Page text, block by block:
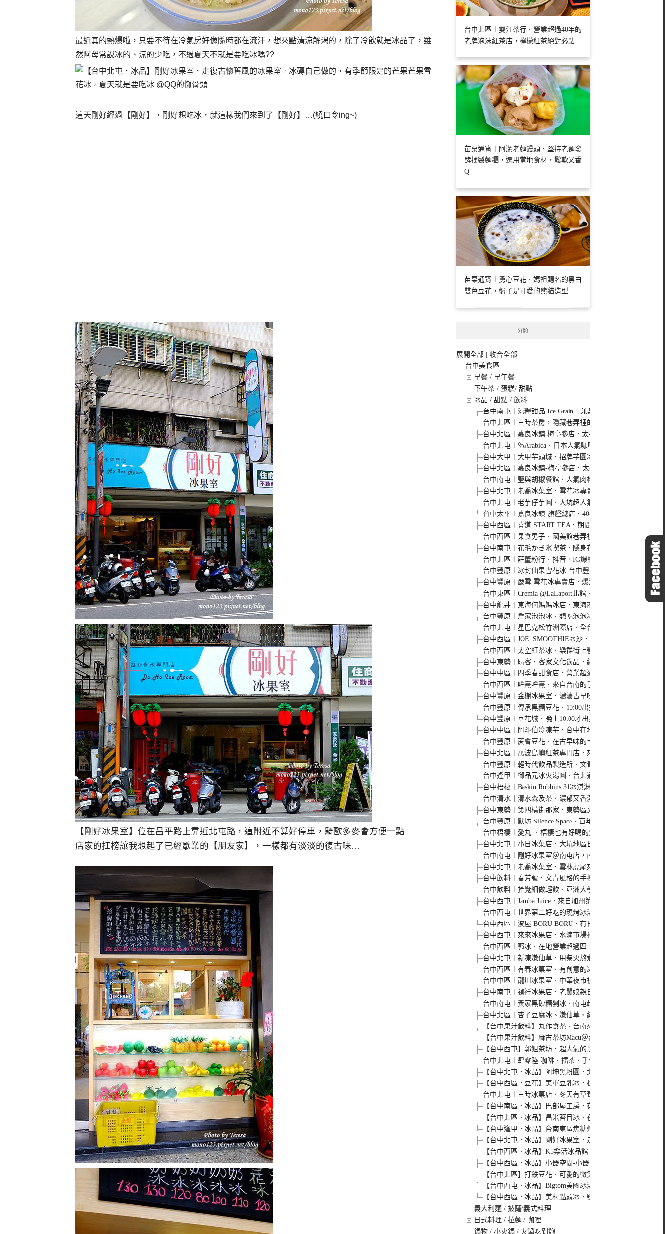
最近真的熱爆啦，只要不待在冷氣房好像隨時都在流汗，想來點清涼解渴的，除了冷飲就是冰品了， 雖
然阿母常說冰的、涼的少吃，不過夏天不就是要吃冰嗎??
這天剛好經過【剛好】，剛好想吃冰，就這樣我們來到了【剛好】…(繞口令ing~)
【剛好冰果室】位在昌平路上靠近北屯路，這附近不算好停車，騎歐多麥會方便一點
店家的扛榜讓我想起了已經歇業的【朋友家】，一樣都有淡淡的復古味…
台中北區︱雙江茶行．營業超過40年的
老牌泡沫紅茶店，檸檬紅茶絕對必點
苗栗通宵︱阿潔老麵饅頭．堅持老麵發
酵揉製麵糰，選用當地食材，鬆軟又香
Q
苗栗通宵︱勇心豆花．媽祖賜名的黑白
雙色豆花，盤子是可愛的熊貓造型
分類
展開全部
收合全部
台中美食區
早餐 / 早午餐
下午茶 / 蛋糕/ 甜點
冰品 / 甜點 / 飲料
台中南屯︱涼糧甜品 Ice Grain．兼具傳統與創新，呷涼呷
台中北區︱三時茶房，隱藏巷弄裡的老宅，賣的是香濃的杏
台中北區︱嘉良冰鎮 梅亭參店．太平超人氣冰品店，冬季
台中北屯︱％Arabica．日本人氣咖啡品牌進駐台中，與建
台中大甲︱大甲芋頭城．招牌芋圓冰、芋泥西米露必點，
台中北區︱嘉良冰鎮-梅亭參店．太平40年冰品老店插旗台
台中南屯︱鹽與胡椒餐館．人氣肉桂捲需要提早預訂
台中北屯︱老喬冰菓室．雪花冰專賣店．簡約系文青風格
台中北屯︱老芋仔芋圓．大坑超人氣芋頭芋圓冰，近大坑九
台中太平︱嘉良冰鎮-旗艦總店．40年老店新風貌，文青風
台中西區︱喜道 START TEA．期間限定粉紅色戀愛腦，冒
台中西區︱果食男子．國美館巷弄裡的日式刨冰，還有販售
台中南屯︱花毛かき氷喫茶．隱身在黎明新村裡的老宅冰
台中北區︱莊董粉行．抖音、IG爆紅的散步美食，夏天吃
台中豐原︱冰封仙果雪花冰-台中豐原店．夏天就是要吃芒
台中豐原︱嚴雪 雪花冰專賣店．爆濃榴槤雪花冰季節限定
台中東區︱Cremia @LaLaport北館．選用北海道白色戀人
台中龍井︱東海何媽媽冰店．東海商圈超人氣冰店，冬天
台中豐原︱詹家泡泡冰．想吃泡泡冰不用跑基隆，豐原廟
台中北屯︱星巴克松竹洲際店．全台首間結合運動主題的
台中西區︱JOE_SMOOTHIE冰沙．三種口味清涼又解渴，
台中西區︱太空紅茶冰．樂群街上營業超過50年的古早味
台中東勢︱晴客．客家文化飲品．結合客家元素的創意手
台中中區︱四季春甜食店．營業超過百年的冰品店，現點
台中西區︱哞熹哞熹．來自台南的手搖飲品，採用鮮乳坊
台中豐原︱金樹冰果室．濃濃古早味的香甜鳳梨冰，每次
台中豐原︱傳承黑糖豆花．10:00出攤的深夜人氣豆花，廟
台中豐原︱豆花城．晚上10:00才出攤開賣的豆花，單純卻
台中中區︱阿斗伯冷凍芋．台中在地30年小吃，綿密鬆軟
台中豐原︱蔗會豆花．在古早味的土角厝裡吃甜品，夏天
台中北區︱萬波島嶼紅茶專門店．來自台中眷村的復古手
台中豐原︱輕時代飲品製造所．文青風格手搖飲料，黑糖
台中逢甲︱御品元冰火湯圓．台北通化街夜市人氣小吃，
台中梧棲︱Baskin Robbins 31冰淇淋@三井outlet．引頸期
台中清水丨清水森及茶．濃郁又香濃的黑糖波霸粉圓超邪
台中東勢︱第四橫街那家．東勢區文青風格冰品店，黑糖
台中豐原︱默坊 Silence Space．百年古厝裡的清涼冰品、
台中梧棲︱愛丸 ．梧棲也有好喝的焦糖珍珠鮮奶，奶蓋系
台中北屯︱小日冰菓店．大坑地區日系文青冰菓店，近中
台中南屯︱剛好冰果室＠南屯店，南屯店新開幕，座位數
台中北屯︱老喬冰菓室．雲林虎尾來的人氣冰菓室，文青
台中飲料︱春芳號．文青風格的手搖飲料店，復古風格茶
台中飲料︱拾覺細做輕飲．亞洲大學人氣飲料店開到台中
台中西屯︱Jamba Juice．來自加州第一品牌的果昔，以水
台中西屯︱世界第二好吃的現烤冰淇淋菠蘿麵包．日本金
台中西區︱波屋 BORU BORU．有日式氛圍的甜品店，炭
台中西屯︱來來冰果店．水湳市場裡營業近30年的老店，
台中西區︱郭冰．在地營業超過四十年的老店，從傳統剉
台中北屯︱新凍嫩仙草．用柴火熬煮12小時的嫩仙草，有
台中西區︱有春冰菓室．有創意的冰菓室，把整顆鳳梨、
台中中區︱龍川冰果室．中華夜市裡的老牌冰店，招牌蜜
台中南屯︱禎祥冰果店．老闆娘親自熬煮，冰品配料多達2
台中南屯︱黃家黑砂糖剉冰．南屯超人氣的剉冰店，有黑
台中北區︱杏子豆腐冰、嫩仙草、紅豆湯．堅持手作的美
【台中果汁飲料】丸作食茶．台南來的人氣手搖飲料店，
【台中果汁飲料】麻古茶坊Macu＠台中逢甲總店．高雄
【台中西屯】郭姐茶坊．超人氣的黑糖鮮奶珍珠，我們不
台中北屯︱肆零陸 咖啡．擂茶．手作點心．大坑新開幕的
【台中北屯．冰品】阿坤黑粉圓．北屯市場在地30年的好
【台中西區．豆花】美軍豆乳冰．標榜使用100%台灣黃豆
台中北屯︱三時冰菓店．冬天有草莓冰，夏天也有芒果冰
【台中南區．冰品】巴部屋工房．有好吃的鮮奶脆餅和吸
【台中北區．冰品】昌米苔目冰．在地30年好吃的米苔目
【台中逢甲．冰品】台南東區焦糖煉乳包心粉圓＠台中旗
【台中北屯．冰品】剛好冰果室．走復古懷舊風的冰果室
【台中西區．冰品】K5樂活冰品館．吃冰可以養生，你相
【台中西區．冰品】小器空間-小器15．抹茶冰好吃，已經
【台中北區】打鉄豆花．可愛的微笑鐵人頭陪你吃豆花
【台中西屯．冰品】Bigtom美國冰淇淋文化館＠大遠百
【台中西區．冰品】美村點頭冰．號稱吃了會點頭的冰
義大利麵 / 披薩/義式料理
日式料理 / 拉麵 / 咖哩
鍋物 / 小火鍋 / 火鍋吃到飽